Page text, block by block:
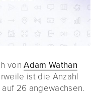
vonAdam Wathan
ist die Anzahl
26 angewachsen.